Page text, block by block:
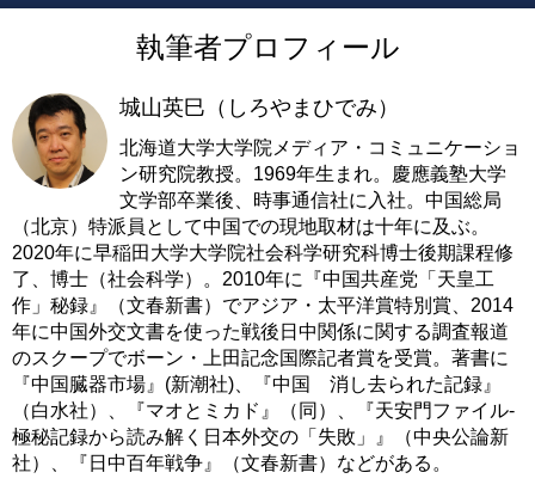
執筆者プロフィール
城山英巳（しろやまひでみ）
北海道大学大学院メディア・コミュニケーショ
ン研究院教授。1969年生まれ。慶應義塾大学
文学部卒業後、時事通信社に入社。中国総局
（北京）特派員として中国での現地取材は十年に及ぶ。
2020年に早稲田大学大学院社会科学研究科博士後期課程修
了、博士（社会科学）。2010年に『中国共産党「天皇工
作」秘録』（文春新書）でアジア・太平洋賞特別賞、2014
年に中国外交文書を使った戦後日中関係に関する調査報道
のスクープでボーン・上田記念国際記者賞を受賞。著書に
『中国臓器市場』(新潮社)、『中国 消し去られた記録』
（白水社）、『マオとミカド』（同）、『天安門ファイル-
極秘記録から読み解く日本外交の「失敗」』（中央公論新
社）、『日中百年戦争』（文春新書）などがある。